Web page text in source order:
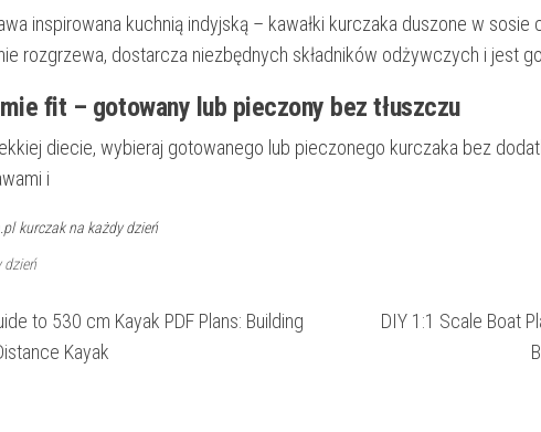
inspirowana kuchnią indyjską – kawałki kurczaka duszone w
rozgrzewa, dostarcza niezbędnych składników odżywczych i jest
fit – gotowany lub pieczony bez tłuszczu
diecie, wybieraj gotowanego lub pieczonego kurczaka bez
i
kurczak na każdy dzień
dzień
to 530 cm Kayak PDF Plans: Building
Kayak
DIY 1:1 Scale Boat